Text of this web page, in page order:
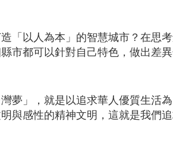
「以人為本」的智慧城市？在思
市都可以針對自己特色，做出差
夢」，就是以追求華人優質生活
與感性的精神文明，這就是我們追